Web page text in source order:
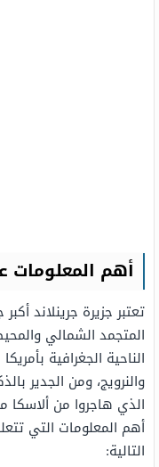
أهم المعلومات
تعتبر جزيرة جرينلاند
المتجمد الشمالي
الناحية الجغرافية
والنرويج، ومن الجدير
الذي هاجروا من ألاسكا
أهم المعلومات التي
التالية: